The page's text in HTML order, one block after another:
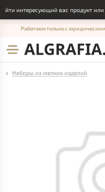
интересующий вас продукт или
Работаем только с
Наборы из мелких изделий